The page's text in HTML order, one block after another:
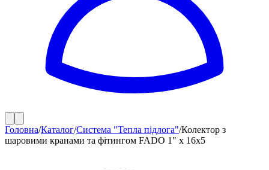
Головна/Каталог/Система "Тепла підлога"/Колектор з
шаровими кранами та фітингом FADO 1" x 16x5